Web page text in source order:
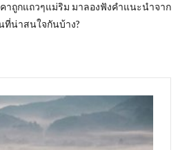
าถูกแถวๆแม่ริม มาลองฟังคำแนะนำจาก
ที่น่าสนใจกันบ้าง?